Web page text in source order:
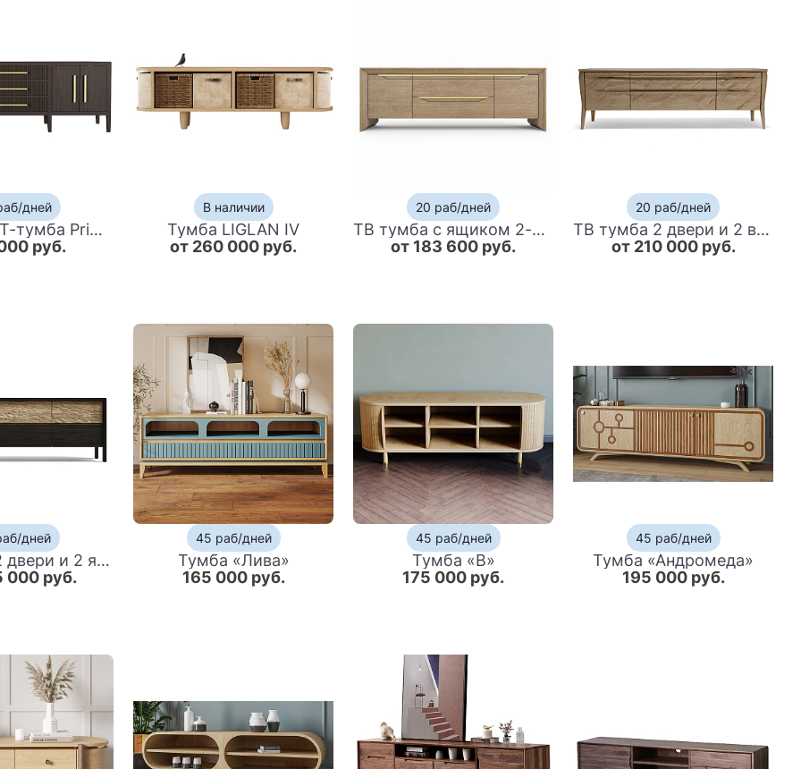
дней
Большая VT-тумба Primo шпон темный орех
руб.
В наличии
Тумба LIGLAN IV
от 260 000 руб.
20 раб/дней
ТВ тумба с ящиком 2-мя дверками и функцией нижней подсветки Flowchart
от 183 600 руб.
20 раб/дней
ТВ тумба 2 двери и 2 выдвижных ящика Tasteful Furniture
от 210 000 руб.
дней
ТВ тумба 2 двери и 2 ящика с подсветкой на рельефном фасаде Warm Industrial
000 руб.
45 раб/дней
Тумба «Лива»
165 000 руб.
45 раб/дней
Тумба «В»
175 000 руб.
45 раб/дней
Тумба «Андромеда»
195 000 руб.